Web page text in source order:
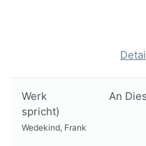
Werk
An
spricht)
Wedekind, Frank